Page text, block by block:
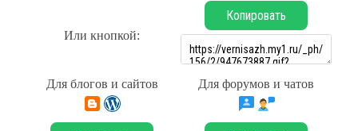
Или кнопкой:
Копировать
Для блогов и сайтов Для форумов и чатов